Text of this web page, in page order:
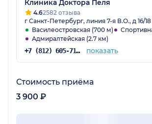
Клиника Доктора Пеля
4.62582 отзыва
г Санкт-Петербург, линия 7-я В.О., д 16/18
Василеостровская (700 м)
Адмиралтейская (2.7 км)
+7 (812) 605-71-04 показать
Стоимость приёма
3 900 ₽